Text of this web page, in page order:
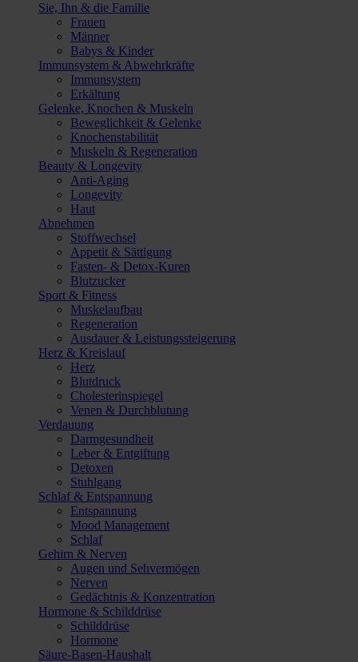
Sie, Ihn & die Familie
Frauen
Männer
Babys & Kinder
Immunsystem & Abwehrkräfte
Immunsystem
Erkältung
Gelenke, Knochen & Muskeln
Beweglichkeit & Gelenke
Knochenstabilität
Muskeln & Regeneration
Beauty & Longevity
Anti-Aging
Longevity
Haut
Abnehmen
Stoffwechsel
Appetit & Sättigung
Fasten- & Detox-Kuren
Blutzucker
Sport & Fitness
Muskelaufbau
Regeneration
Ausdauer & Leistungssteigerung
Herz & Kreislauf
Herz
Blutdruck
Cholesterinspiegel
Venen & Durchblutung
Verdauung
Darmgesundheit
Leber & Entgiftung
Detoxen
Stuhlgang
Schlaf & Entspannung
Entspannung
Mood Management
Schlaf
Gehirn & Nerven
Augen und Sehvermögen
Nerven
Gedächtnis & Konzentration
Hormone & Schilddrüse
Schilddrüse
Hormone
Säure-Basen-Haushalt